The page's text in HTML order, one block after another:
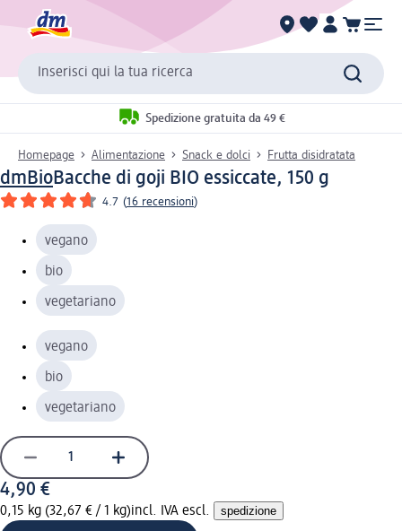
Inserisci qui la tua ricerca
Spedizione gratuita da 49 €
Homepage Alimentazione Snack e dolci Frutta disidratata
dmBioBacche di goji BIO essiccate, 150 g
4.7 (16 recensioni)
vegano
bio
vegetariano
vegano
bio
vegetariano
4,90 €
0,15 kg (32,67 € / 1 kg)incl. IVA escl. spedizione